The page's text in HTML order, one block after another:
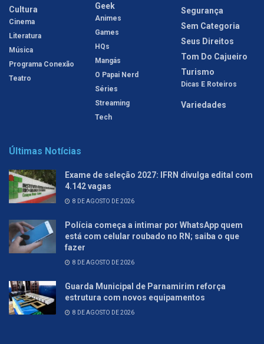
Cultura
Cinema
Literatura
Música
Programa Conexão
Teatro
Geek
Animes
Games
HQs
Mangás
O Papai Nerd
Séries
Streaming
Tech
Segurança
Sem Categoria
Seus Direitos
Tom Do Cajueiro
Turismo
Dicas E Roteiros
Variedades
Últimas Notícias
Exame de seleção 2027: IFRN divulga edital com
4.142 vagas
8 DE AGOSTO DE 2026
Polícia começa a intimar por WhatsApp quem
está com celular roubado no RN; saiba o que
fazer
8 DE AGOSTO DE 2026
Guarda Municipal de Parnamirim reforça
estrutura com novos equipamentos
8 DE AGOSTO DE 2026